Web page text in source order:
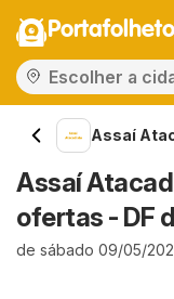
Assaí
Assaí
ofertas - DF
de sábado 09/05/